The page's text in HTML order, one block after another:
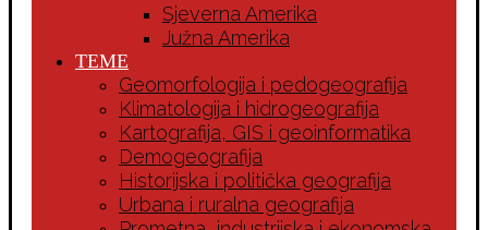
Sjeverna Amerika
Južna Amerika
TEME
Geomorfologija i pedogeografija
Klimatologija i hidrogeografija
Kartografija, GIS i geoinformatika
Demogeografija
Historijska i politička geografija
Urbana i ruralna geografija